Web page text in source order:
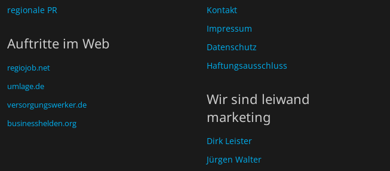
regionale PR
Auftritte im Web
regiojob.net
umlage.de
versorgungswerker.de
businesshelden.org
Kontakt
Impressum
Datenschutz
Haftungsausschluss
Wir sind leiwand
marketing
Dirk Leister
Jürgen Walter